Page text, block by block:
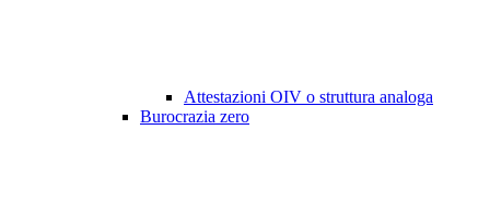
Attestazioni OIV o struttura analoga
Burocrazia zero